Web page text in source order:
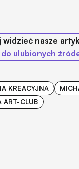
nasze
ulubionych
KREACYJNA
ART-CLUB